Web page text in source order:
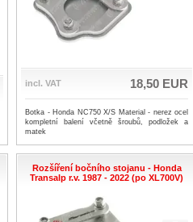
incl. VAT 18,50 EUR
Botka - Honda NC750 X/S Material - nerez ocel
kompletní balení včetně šroubů, podložek a
matek
Rozšíření bočního stojanu - Honda
Transalp r.v. 1987 - 2022 (po XL700V)